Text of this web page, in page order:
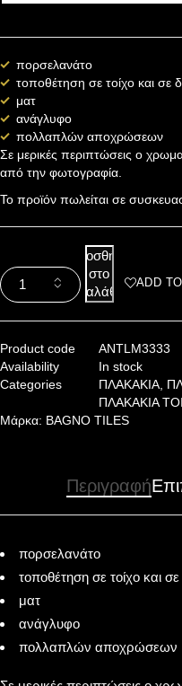
πορσελανάτο
τοποθέτηση σε τοίχο και σε
ματ
ανάγλυφο
πολλαπλών αποχρώσεων
Σε μερικές περιπτώσεις ο
από την φωτογραφία.
Το προϊόν πωλείται σε
Προσθήκη
στο
καλάθι
ADD
Product code
ANTLM3333
Availability
In stock
Categories
ΠΛΑΚΑΚΙΑ,
ΠΛΑΚΑΚΙΑ
Μάρκα: BAGNO TILES
Περιγραφή
πορσελανάτο
τοποθέτηση σε τοίχο και
ματ
ανάγλυφο
πολλαπλών αποχρώσεων